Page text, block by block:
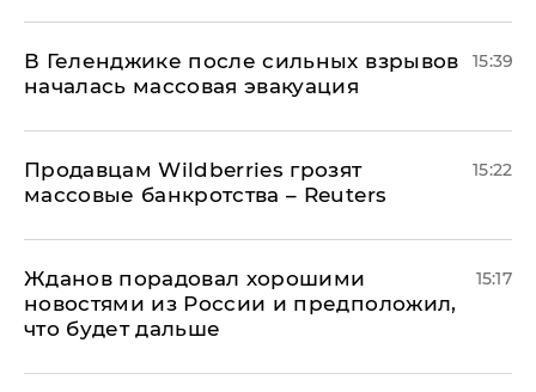
В Геленджике после сильных взрывов
началась массовая эвакуация
15:39
Продавцам Wildberries грозят
массовые банкротства – Reuters
15:22
Жданов порадовал хорошими
новостями из России и предположил,
что будет дальше
15:17